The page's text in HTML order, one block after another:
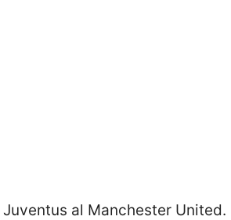
al Manchester United.